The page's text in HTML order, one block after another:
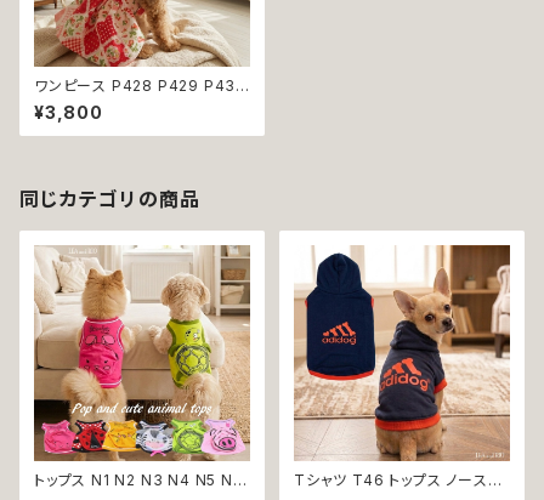
ワンピース P428 P429 P430
ハート レッド ピンク イエロー
ハンドメイド 花柄 リボン レース
ドッグウェア 春夏 ドッグウエア
春 夏 洋服 女の子 男の子 小型
おしゃれ かわいい 送料無料 返
品交換不可
¥3,800
同じカテゴリの商品
トップス N1 N2 N3 N4 N5 N6
Tシャツ T46 トップス ノースリ